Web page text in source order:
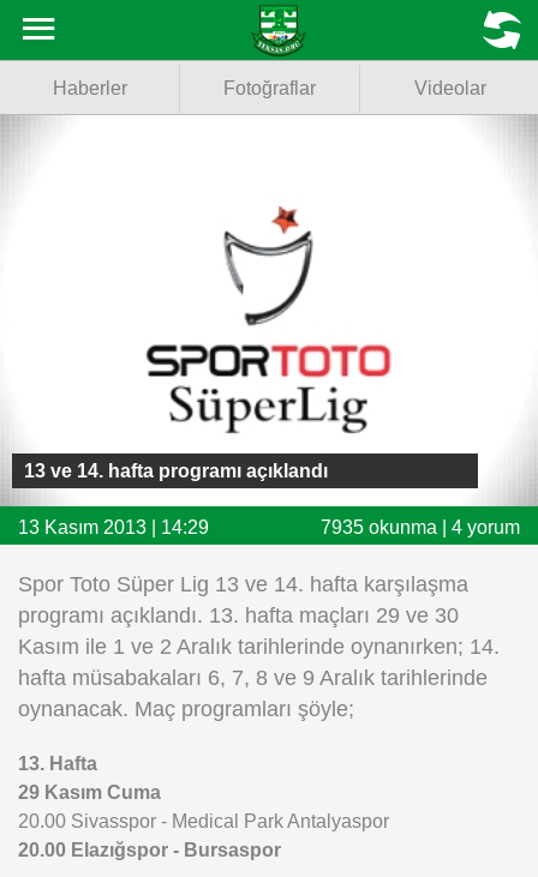
Fotoğraflar
Facebook
Twitter
Instagram
Android
iOS
MENU
Haberler Fotoğraflar Videolar
13 ve 14. hafta programı açıklandı
13 Kasım 2013 | 14:29 7935 okunma | 4 yorum
Spor Toto Süper Lig 13 ve 14. hafta karşılaşma
programı açıklandı. 13. hafta maçları 29 ve 30
Kasım ile 1 ve 2 Aralık tarihlerinde oynanırken; 14.
hafta müsabakaları 6, 7, 8 ve 9 Aralık tarihlerinde
oynanacak. Maç programları şöyle;
13. Hafta
29 Kasım Cuma
20.00 Sivasspor - Medical Park Antalyaspor
20.00 Elazığspor - Bursaspor